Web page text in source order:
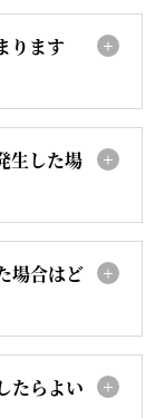
合わせ
ります
生した場
場合はど
たらよい